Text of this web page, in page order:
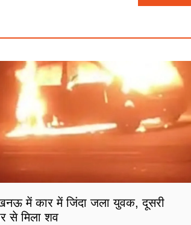
में कार में जिंदा जला युवक, दूसरी
से मिला शव